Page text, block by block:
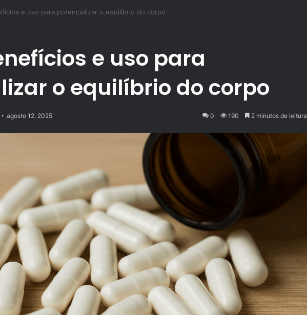
e uso para potencializar o equilíbrio do corpo
e uso para
o equilíbrio do corpo
agosto 12, 2025 0 190 2 minutos de leitura